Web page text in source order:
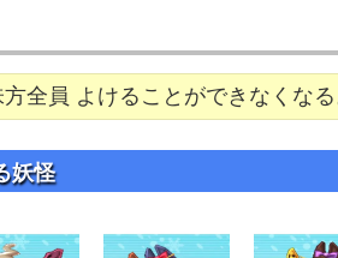
全員 よけることができなくなる
妖怪